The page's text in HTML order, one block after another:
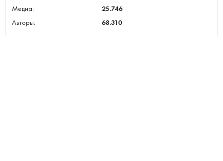
Медиа:
25.746
Авторы:
68.310